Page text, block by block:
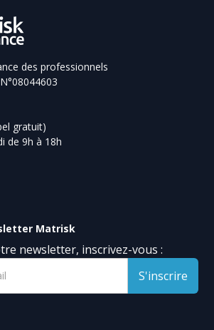
des professionnels
gratuit)
de 9h à 18h
Matrisk
newsletter, inscrivez-vous :